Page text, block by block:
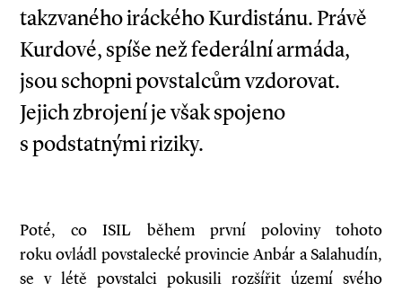
takzvaného iráckého Kurdistánu. Právě
Kurdové, spíše než federální armáda,
jsou schopni povstalcům vzdorovat.
Jejich zbrojení je však spojeno
s podstatnými riziky.
Poté, co ISIL během první poloviny tohoto
roku ovládl povstalecké provincie Anbár a Salahudín,
se v létě povstalci pokusili rozšířit území svého